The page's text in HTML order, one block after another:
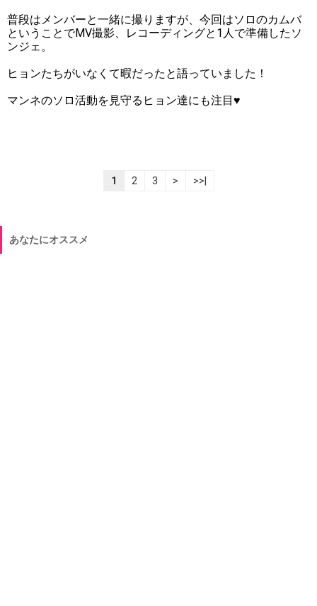
普段はメンバーと一緒に撮りますが、今回はソロのカムバ
ということでMV撮影、レコーディングと1人で準備したソ
ンジェ。
ヒョンたちがいなくて暇だったと語っていました！
マンネのソロ活動を見守るヒョン達にも注目♥
1 2 3 > >>|
あなたにオススメ